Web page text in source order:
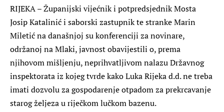
RIJEKA – Županijski vijećnik i potpredsjednik Mosta
Josip Katalinić i saborski zastupnik te stranke Marin
Miletić na današnjoj su konferenciji za novinare,
održanoj na Mlaki, javnost obavijestili o, prema
njihovom mišljenju, neprihvatljivom nalazu Državnog
inspektorata iz kojeg tvrde kako Luka Rijeka d.d. ne treba
imati dozvolu za gospodarenje otpadom za prekrcavanje
starog željeza u riječkom lučkom bazenu.